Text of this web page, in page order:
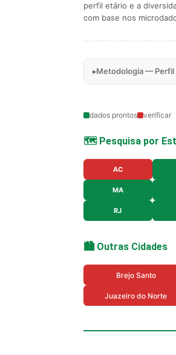
perfil etário e a
com base nos
Metodologia — Perfil
dados prontos verificar
🗺️ Pesquisa por
AC
MA
RJ
🏙️ Outras Cidades
Brejo Santo
Juazeiro do Norte